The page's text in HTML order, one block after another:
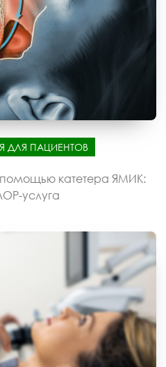
ДЛЯ ПАЦИЕНТОВ
катетера ЯМИК:
услуга